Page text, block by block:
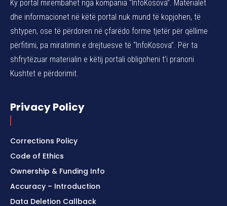
Ky portal mirëmbahet nga kompania “InfoKosova”. Materialet
dhe informacionet në këtë portal nuk mund të kopjohen, të
shtypen, ose të përdoren në çfarëdo forme tjetër për qëllime
përfitimi, pa miratimin e drejtuesve të “InfoKosova”. Për ta
shfrytëzuar materialin e këtij portali obligoheni t’i pranoni
Kushtet e përdorimit.
Privacy Policy
Corrections Policy
Code of Ethics
Ownership & Funding Info
Accuracy – Introduction
Data Deletion Callback